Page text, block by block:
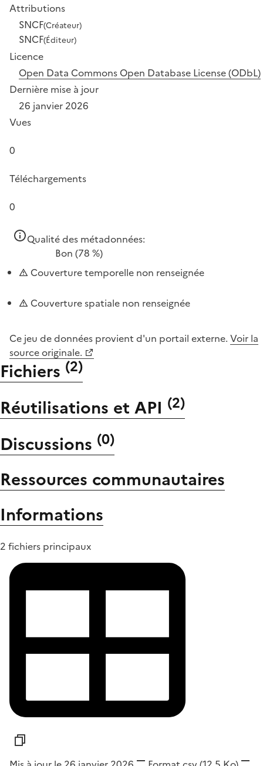
Attributions
SNCF(Créateur)
SNCF(Éditeur)
Licence
Open Data Commons Open Database License (ODbL)
Dernière mise à jour
26 janvier 2026
Vues
0
Téléchargements
0
Qualité des métadonnées:
Bon (78 %)
Couverture temporelle non renseignée
Couverture spatiale non renseignée
Ce jeu de données provient d'un portail externe. Voir la
source originale.
Fichiers (2)
Réutilisations et API (2)
Discussions (0)
Ressources communautaires
Informations
2 fichiers principaux